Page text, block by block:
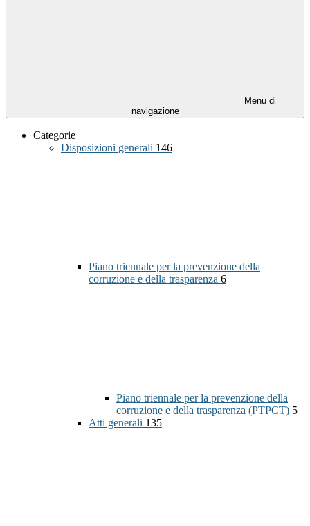
Menu di
navigazione
Categorie
Disposizioni generali 146
Piano triennale per la prevenzione della
corruzione e della trasparenza 6
Piano triennale per la prevenzione della
corruzione e della trasparenza (PTPCT) 5
Atti generali 135